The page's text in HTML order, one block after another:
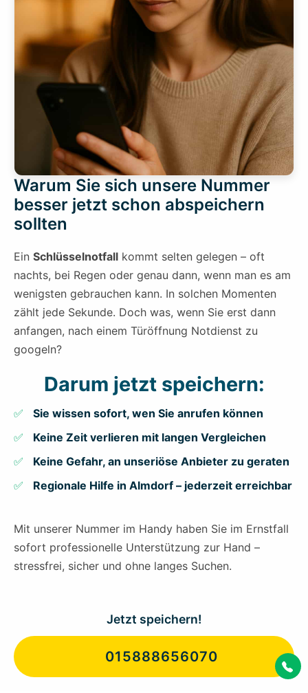
Warum Sie sich unsere Nummer
besser jetzt schon abspeichern
sollten
Ein Schlüsselnotfall kommt selten gelegen – oft
nachts, bei Regen oder genau dann, wenn man es am
wenigsten gebrauchen kann. In solchen Momenten
zählt jede Sekunde. Doch was, wenn Sie erst dann
anfangen, nach einem Türöffnung Notdienst zu
googeln?
Darum jetzt speichern:
Sie wissen sofort, wen Sie anrufen können
Keine Zeit verlieren mit langen Vergleichen
Keine Gefahr, an unseriöse Anbieter zu geraten
Regionale Hilfe in Almdorf – jederzeit erreichbar
Mit unserer Nummer im Handy haben Sie im Ernstfall
sofort professionelle Unterstützung zur Hand –
stressfrei, sicher und ohne langes Suchen.
Jetzt speichern!
015888656070